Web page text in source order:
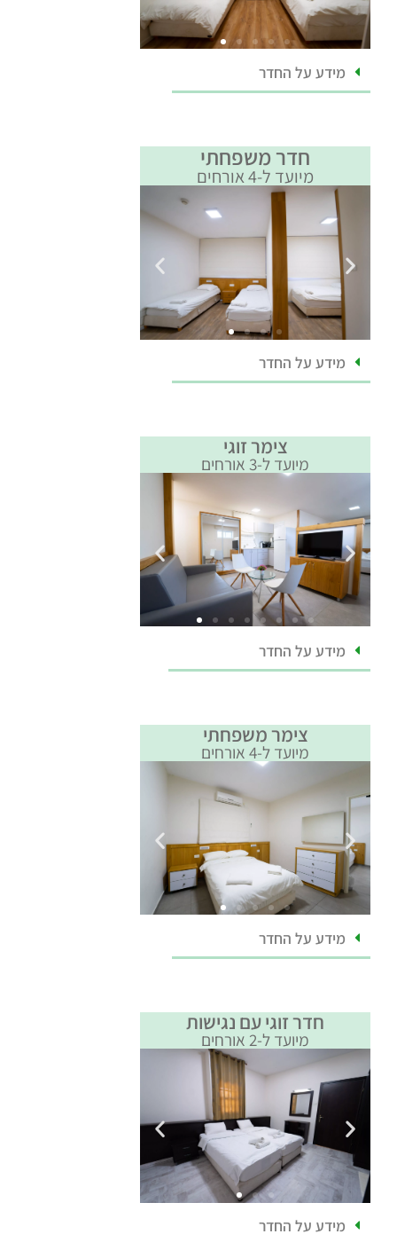
מידע על החדר
חדר משפחתי
מיועד ל-4 אורחים
מידע על החדר
צימר זוגי
מיועד ל-3 אורחים
מידע על החדר
צימר משפחתי
מיועד ל-4 אורחים
מידע על החדר
חדר זוגי עם נגישות
מיועד ל-2 אורחים
מידע על החדר